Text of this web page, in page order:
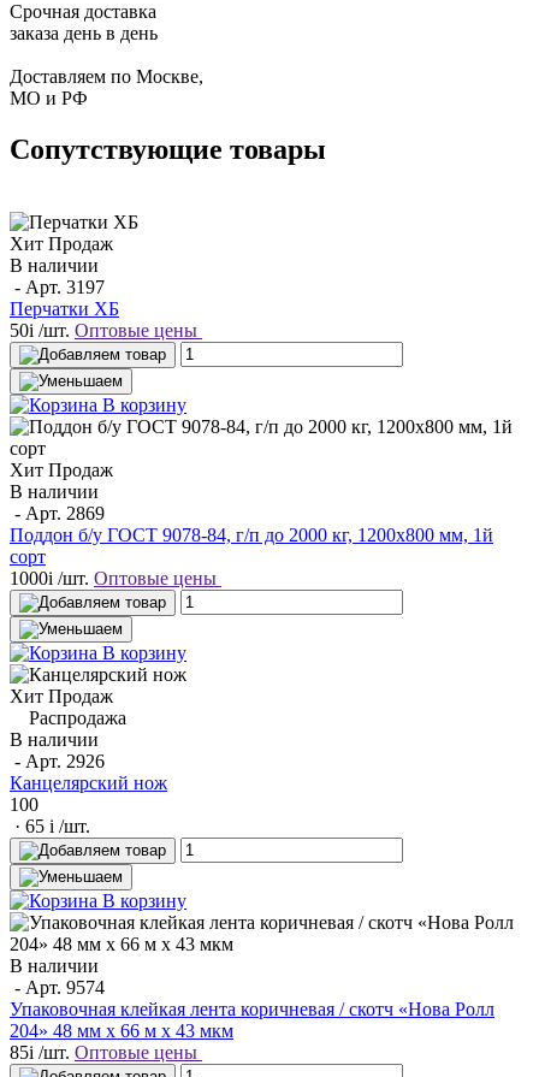
Срочная доставка
заказа день в день
Доставляем по Москве,
МО и РФ
Сопутствующие товары
Хит Продаж
В наличии
- Арт. 3197
Перчатки ХБ
50i /шт. Оптовые цены
В корзину
Хит Продаж
В наличии
- Арт. 2869
Поддон б/у ГОСТ 9078-84, г/п до 2000 кг, 1200х800 мм, 1й
сорт
1000i /шт. Оптовые цены
В корзину
Хит Продаж
Распродажа
В наличии
- Арт. 2926
Канцелярский нож
100
· 65 i /шт.
В корзину
В наличии
- Арт. 9574
Упаковочная клейкая лента коричневая / скотч «Нова Ролл
204» 48 мм x 66 м х 43 мкм
85i /шт. Оптовые цены